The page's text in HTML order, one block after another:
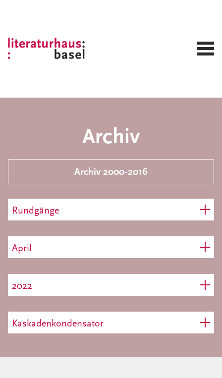
Archiv
Archiv 2000-2016
Rundgänge
April
2022
Kaskadenkondensator